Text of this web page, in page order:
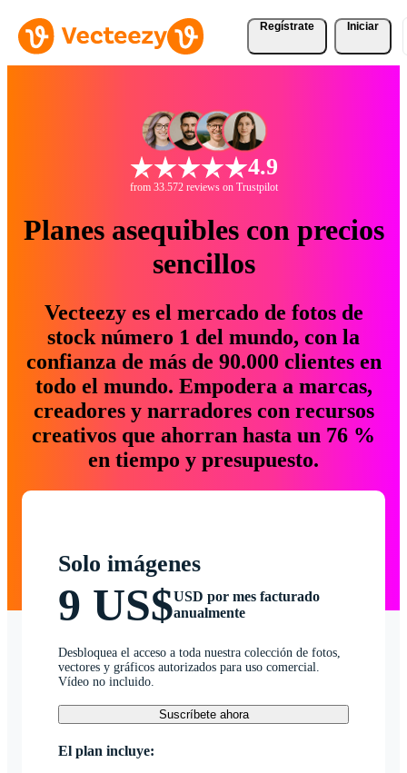
Regístrate Iniciar
4.9
from 33.572 reviews on Trustpilot
Planes asequibles con precios
sencillos
Vecteezy es el mercado de fotos de
stock número 1 del mundo, con la
confianza de más de 90.000 clientes en
todo el mundo. Empodera a marcas,
creadores y narradores con recursos
creativos que ahorran hasta un 76 %
en tiempo y presupuesto.
Solo imágenes
9 US$USD por mes facturado
anualmente
Desbloquea el acceso a toda nuestra colección de fotos,
vectores y gráficos autorizados para uso comercial.
Vídeo no incluido.
Suscríbete ahora
El plan incluye: